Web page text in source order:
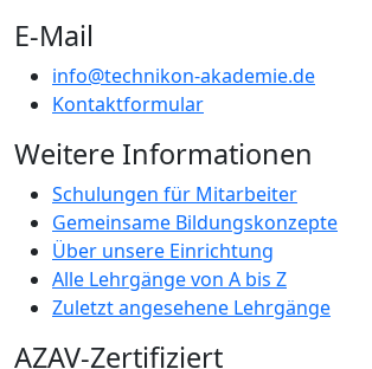
E-Mail
info@technikon-akademie.de
Kontaktformular
Weitere Informationen
Schulungen für Mitarbeiter
Gemeinsame Bildungskonzepte
Über unsere Einrichtung
Alle Lehrgänge von A bis Z
Zuletzt angesehene Lehrgänge
AZAV-Zertifiziert